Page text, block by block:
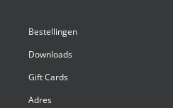
Bestellingen
Downloads
Gift Cards
Adres